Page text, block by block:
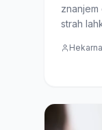
strah
Hekarna